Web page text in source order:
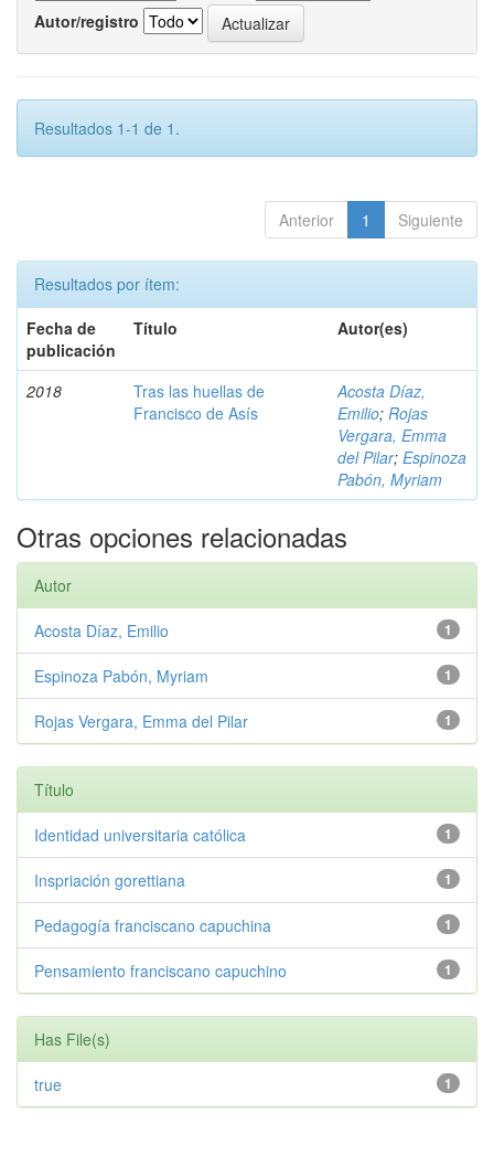
Autor/registro
Resultados 1-1 de 1.
Anterior 1 Siguiente
Resultados por ítem:
Fecha de
publicación
Título Autor(es)
2018
Tras las huellas de
Francisco de Asís
Acosta Díaz,
Emilio; Rojas
Vergara, Emma
del Pilar; Espinoza
Pabón, Myriam
Otras opciones relacionadas
Autor
1
Acosta Díaz, Emilio
1
Espinoza Pabón, Myriam
1
Rojas Vergara, Emma del Pilar
Título
1
Identidad universitaria católica
1
Inspriación gorettiana
1
Pedagogía franciscano capuchina
1
Pensamiento franciscano capuchino
Has File(s)
1
true